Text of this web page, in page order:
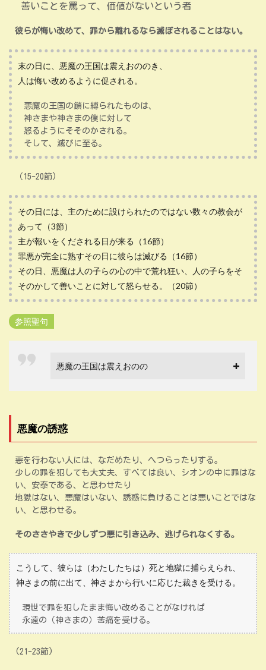
善いことを罵って、価値がないという者
彼らが悔い改めて、罪から離れるなら滅ぼされることはない。
末の日に、悪魔の王国は震えおののき、
人は悔い改めるように促される。
悪魔の王国の鎖に縛られたものは、
神さまや神さまの僕に対して
怒るようにそそのかされる。
そして、滅びに至る。
（15-20節)
その日には、主のために設けられたのではない数々の教会が
あって（3節）
主が報いをくだされる日が来る（16節）
罪悪が完全に熟すその日に彼らは滅びる（16節）
その日、悪魔は人の子らの心の中で荒れ狂い、人の子らをそ
そのかして善いことに対して怒らせる。（20節）
参照聖句
悪魔の王国は震えおのの
悪魔の誘惑
悪を行わない人には、なだめたり、へつらったりする。
少しの罪を犯しても大丈夫、すべては良い、シオンの中に罪はな
い、安泰である、と思わせたり
地獄はない、悪魔はいない、誘惑に負けることは悪いことではな
い、と思わせる。
そのささやきで少しずつ悪に引き込み、逃げられなくする。
こうして、彼らは（わたしたちは）死と地獄に捕らえられ、
神さまの前に出て、神さまから行いに応じた裁きを受ける。
現世で罪を犯したまま悔い改めることがなければ
永遠の（神さまの）苦痛を受ける。
(21-23節)